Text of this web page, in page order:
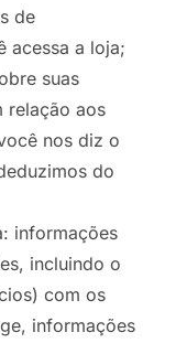
de
acessa a loja;
suas
relação aos
nos diz o
do
informações
incluindo o
com os
informações